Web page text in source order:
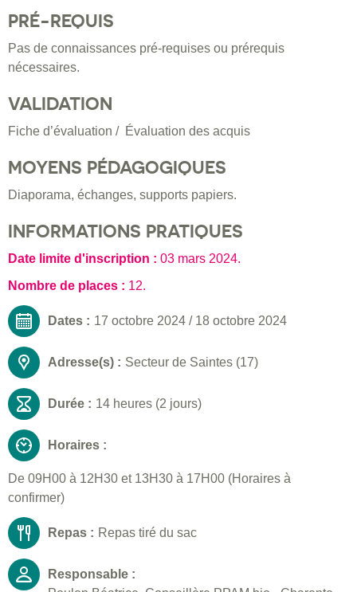
PRÉ-REQUIS
Pas de connaissances pré-requises ou prérequis
nécessaires.
VALIDATION
Fiche d’évaluation / Évaluation des acquis
MOYENS PÉDAGOGIQUES
Diaporama, échanges, supports papiers.
INFORMATIONS PRATIQUES
Date limite d'inscription : 03 mars 2024.
Nombre de places : 12.
Dates : 17 octobre 2024 / 18 octobre 2024
Adresse(s) : Secteur de Saintes (17)
Durée : 14 heures (2 jours)
Horaires :
De 09H00 à 12H30 et 13H30 à 17H00 (Horaires à
confirmer)
Repas : Repas tiré du sac
Responsable :